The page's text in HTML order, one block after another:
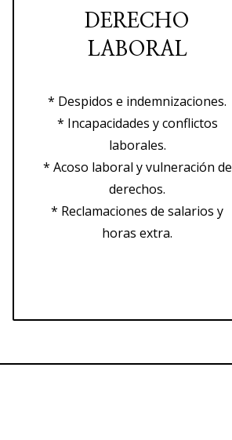
DERECHO
LABORAL
* Despidos e indemnizaciones.
* Incapacidades y conflictos
laborales.
* Acoso laboral y vulneración de
derechos.
* Reclamaciones de salarios y
horas extra.